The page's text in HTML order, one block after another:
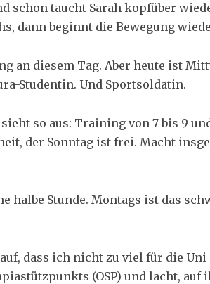
schon taucht Sarah kopfüber
dann beginnt die Bewegung
an diesem Tag. Aber heute ist
Studentin. Und Sportsoldatin.
so aus: Training von 7 bis 9
der Sonntag ist frei. Macht
Stunde. Montags ist das
dass ich nicht zu viel für die Uni
(OSP) und lacht, auf